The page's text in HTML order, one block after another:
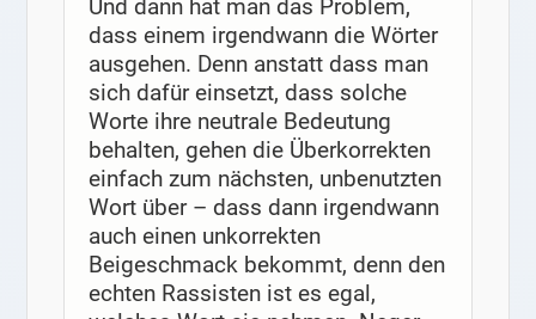
Und dann hat man das Problem,
dass einem irgendwann die Wörter
ausgehen. Denn anstatt dass man
sich dafür einsetzt, dass solche
Worte ihre neutrale Bedeutung
behalten, gehen die Überkorrekten
einfach zum nächsten, unbenutzten
Wort über – dass dann irgendwann
auch einen unkorrekten
Beigeschmack bekommt, denn den
echten Rassisten ist es egal,